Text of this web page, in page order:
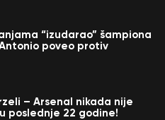
“izudarao” šampiona
poveo protiv
– Arsenal nikada nije
poslednje 22 godine!